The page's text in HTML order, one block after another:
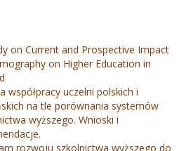
on Current and Prospective Impact
on Higher Education in
współpracy uczelni polskich i
na tle porównania systemów
wyższego. Wnioski i
rozwoju szkolnictwa wyższego do